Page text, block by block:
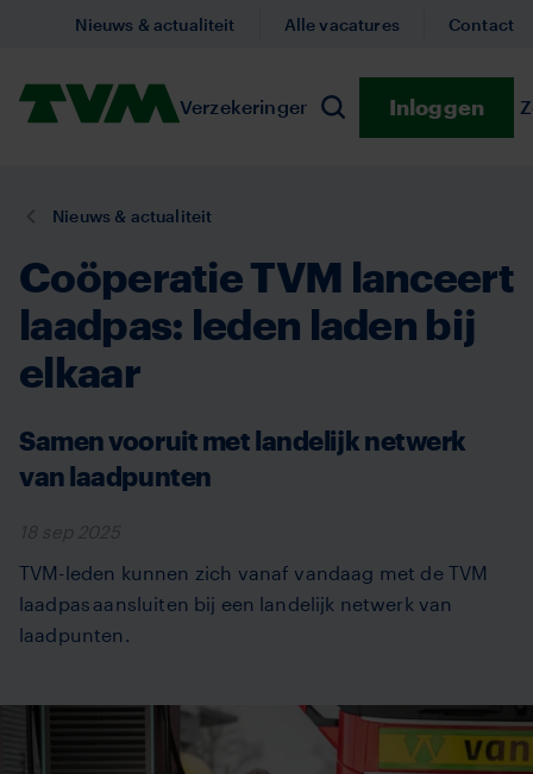
Overslaan
de
Homepage,
Verzekeringen SubmenuPreventie
Zoeken
Inloggen
Nieuws & actualiteit Alle vacatures Contact
U
hier:
Nieuws & actualiteit
Coöperatie TVM lanceert
laadpas: leden laden bij
elkaar
Samen vooruit met landelijk netwerk
van laadpunten
18 sep 2025
TVM-leden kunnen zich vanaf vandaag met de TVM
laadpas aansluiten bij een landelijk netwerk van
laadpunten.